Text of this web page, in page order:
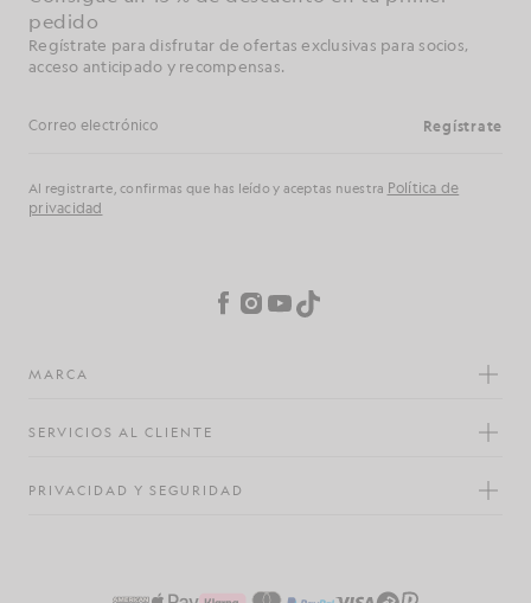
pedido
Regístrate para disfrutar de ofertas exclusivas para socios,
acceso anticipado y recompensas.
Dirección de correo electrónico Regístrate
Al registrarte, confirmas que has leído y aceptas nuestra Política de
privacidad
Facebook
Instagram
YouTube
TikTok
MARCA
SERVICIOS AL CLIENTE
PRIVACIDAD Y SEGURIDAD